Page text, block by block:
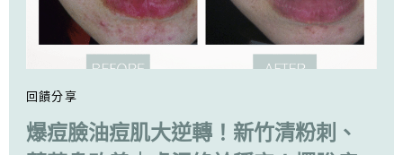
回饋分享
爆痘臉油痘肌大逆轉！新竹清粉刺、